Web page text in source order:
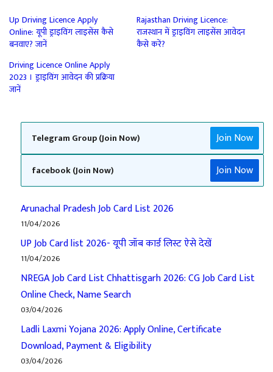
Up Driving Licence Apply
Online: यूपी ड्राइविंग लाइसेंस कैसे
बनवाए? जानें
Rajasthan Driving Licence:
राजस्थान में ड्राइविंग लाइसेंस आवेदन
कैसे करें?
Driving Licence Online Apply
2023 । ड्राइविंग आवेदन की प्रक्रिया
जानें
Telegram Group (Join Now) Join Now
facebook (Join Now) Join Now
Arunachal Pradesh Job Card List 2026
11/04/2026
UP Job Card list 2026- यूपी जॉब कार्ड लिस्ट ऐसे देखें
11/04/2026
NREGA Job Card List Chhattisgarh 2026: CG Job Card List
Online Check, Name Search
03/04/2026
Ladli Laxmi Yojana 2026: Apply Online, Certificate
Download, Payment & Eligibility
03/04/2026